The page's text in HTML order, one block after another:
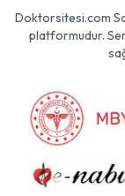
Doktorsitesi.com
platformudur.